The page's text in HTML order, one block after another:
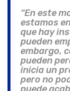
“En este
estamos
que hay
pueden
embargo,
pueden
inicia un
pero no